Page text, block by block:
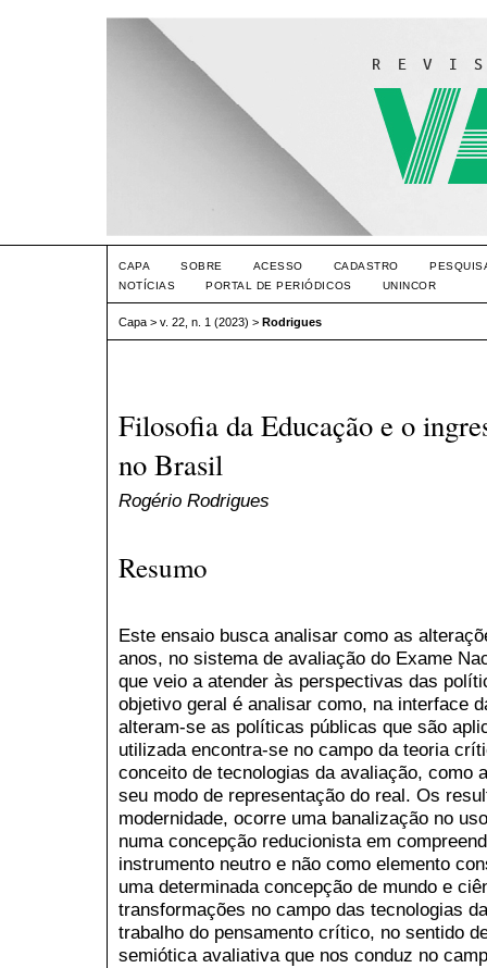
CAPA SOBRE ACESSO CADASTRO
NOTÍCIAS
PORTAL DE PERIÓDICOS UNINCOR
Capa > v. 22, n. 1 (2023) > Rodrigues
Filosofia da Educação e o
no Brasil
Rogério Rodrigues
Resumo
Este ensaio busca analisar como as
anos, no sistema de avaliação do Exame
que veio a atender às perspectivas das
objetivo geral é analisar como, na interface
alteram-se as políticas públicas que são
utilizada encontra-se no campo da teoria
conceito de tecnologias da avaliação, como
seu modo de representação do real. Os
modernidade, ocorre uma banalização no
numa concepção reducionista em
instrumento neutro e não como elemento
uma determinada concepção de mundo e
transformações no campo das tecnologias
trabalho do pensamento crítico, no sentido
semiótica avaliativa que nos conduz no